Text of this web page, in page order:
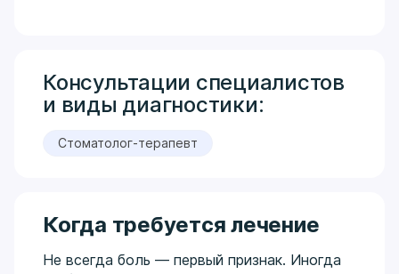
Консультации специалистов
и виды диагностики:
Стоматолог-терапевт
Когда требуется лечение
Не всегда боль — первый признак. Иногда